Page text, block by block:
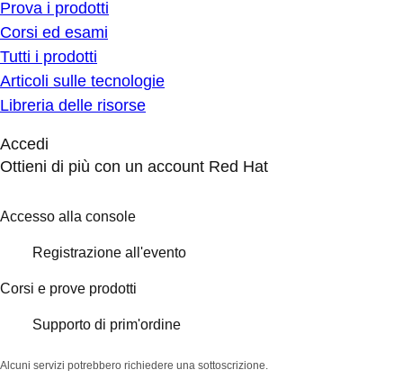
Prova i prodotti
Corsi ed esami
Tutti i prodotti
Articoli sulle tecnologie
Libreria delle risorse
Accedi
Ottieni di più con un account Red Hat
Accesso alla console
Registrazione all'evento
Corsi e prove prodotti
Supporto di prim'ordine
Alcuni servizi potrebbero richiedere una sottoscrizione.